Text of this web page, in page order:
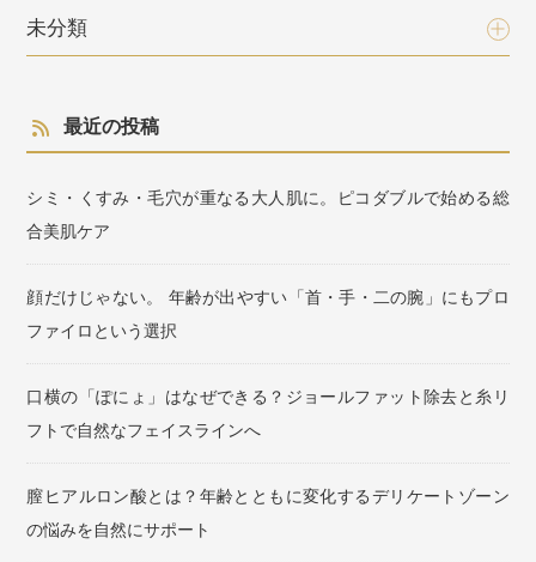
未分類
最近の投稿
シミ・くすみ・毛穴が重なる大人肌に。ピコダブルで始める総
合美肌ケア
顔だけじゃない。 年齢が出やすい「首・手・二の腕」にもプロ
ファイロという選択
口横の「ぽにょ」はなぜできる？ジョールファット除去と糸リ
フトで自然なフェイスラインへ
膣ヒアルロン酸とは？年齢とともに変化するデリケートゾーン
の悩みを自然にサポート